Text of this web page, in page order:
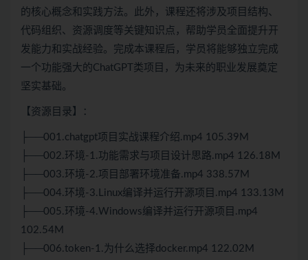
的核心概念和实践方法。此外，课程还将涉及项目结构、
代码组织、资源调度等关键知识点，帮助学员全面提升开
发能力和实战经验。完成本课程后，学员将能够独立完成
一个功能强大的ChatGPT类项目，为未来的职业发展奠定
坚实基础。
【资源目录】：
├──001.chatgpt项目实战课程介绍.mp4 105.39M
├──002.环境-1.功能需求与项目设计思路.mp4 126.18M
├──003.环境-2.项目部署环境准备.mp4 338.57M
├──004.环境-3.Linux编译并运行开源项目.mp4 133.13M
├──005.环境-4.Windows编译并运行开源项目.mp4
102.54M
├──006.token-1.为什么选择docker.mp4 122.02M